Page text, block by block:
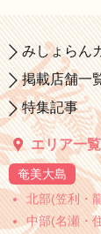
みしょらん
掲載店舗一
特集記事
エリア一覧
奄美大島
北部(笠利・
中部(名瀬・